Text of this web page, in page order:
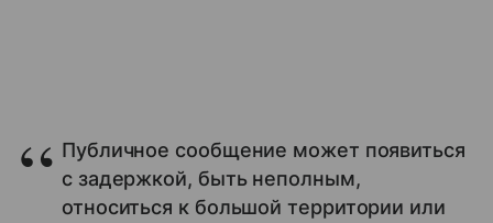
Публичное сообщение может появиться
с задержкой, быть неполным,
относиться к большой территории или